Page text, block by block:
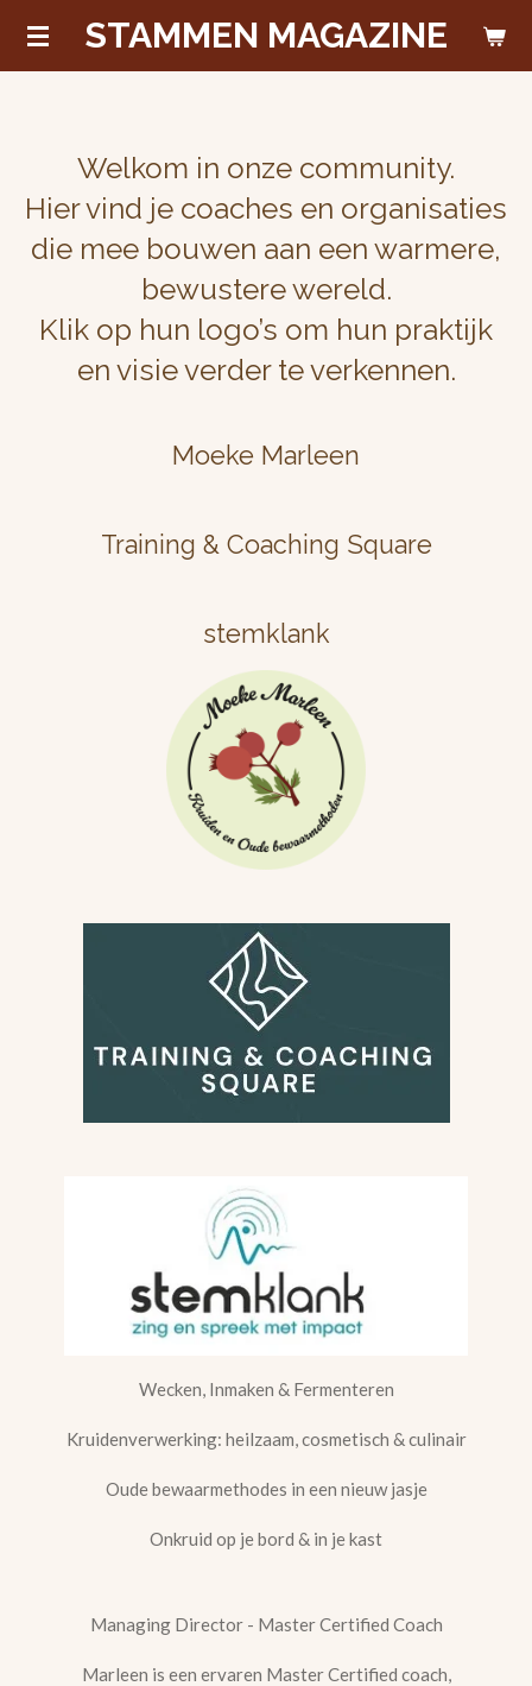
Ga
hoofdinhoud
STAMMEN MAGAZINE
Welkom in onze community.
Hier vind je coaches en organisaties
die mee bouwen aan een warmere,
bewustere wereld.
Klik op hun logo’s om hun praktijk
en visie verder te verkennen.
Moeke Marleen
Training & Coaching Square
stemklank
Wecken, Inmaken & Fermenteren
Kruidenverwerking: heilzaam, cosmetisch & culinair
Oude bewaarmethodes in een nieuw jasje
Onkruid op je bord & in je kast
Managing Director - Master Certified Coach
Marleen is een ervaren Master Certified coach,